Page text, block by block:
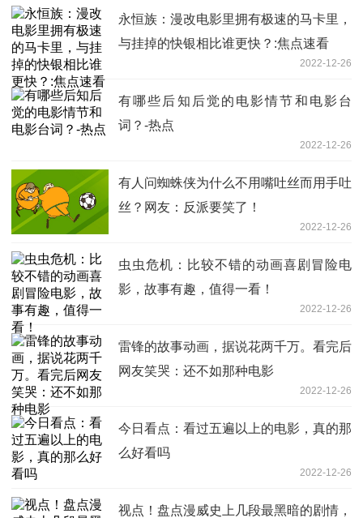
永恒族：漫改电影里拥有极速的马卡里，
与挂掉的快银相比谁更快？:焦点速看
2022-12-26
有哪些后知后觉的电影情节和电影台
词？-热点
2022-12-26
有人问蜘蛛侠为什么不用嘴吐丝而用手吐
丝？网友：反派要笑了！
2022-12-26
虫虫危机：比较不错的动画喜剧冒险电
影，故事有趣，值得一看！
2022-12-26
雷锋的故事动画，据说花两千万。看完后
网友笑哭：还不如那种电影
2022-12-26
今日看点：看过五遍以上的电影，真的那
么好看吗
2022-12-26
视点！盘点漫威史上几段最黑暗的剧情，